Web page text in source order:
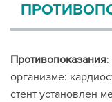
Противопоказания
организме:
стент установлен